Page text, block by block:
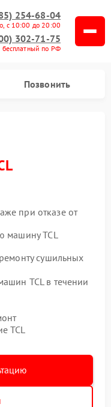
254-68-04
с 10:00 до 20:00
302-71-75
бесплатный по РФ
Позвонить
при отказе от
машину TCL
сушильных
TCL в течении
TCL